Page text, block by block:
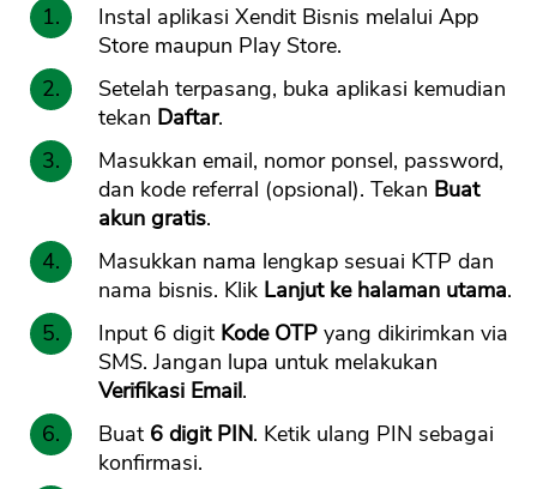
Instal aplikasi Xendit Bisnis melalui App
Store maupun Play Store.
Setelah terpasang, buka aplikasi kemudian
tekan Daftar.
Masukkan email, nomor ponsel, password,
dan kode referral (opsional). Tekan Buat
akun gratis.
Masukkan nama lengkap sesuai KTP dan
nama bisnis. Klik Lanjut ke halaman utama.
Input 6 digit Kode OTP yang dikirimkan via
SMS. Jangan lupa untuk melakukan
Verifikasi Email.
Buat 6 digit PIN. Ketik ulang PIN sebagai
konfirmasi.